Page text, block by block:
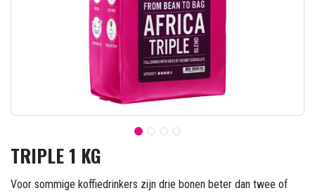
TRIPLE 1 KG
Voor sommige koffiedrinkers zijn drie bonen beter dan twee of